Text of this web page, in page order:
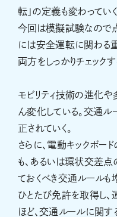
転」の定義も変わってい
今回は模擬試験なので
には安全運転に関わる
両方をしっかりチェック
モビリティ技術の進化
ん変化している。交通ル
正されていく。
さらに、電動キックボー
も、あるいは環状交差点
ておくべき交通ルールも
ひとたび免許を取得し、
ほど、交通ルールに関す